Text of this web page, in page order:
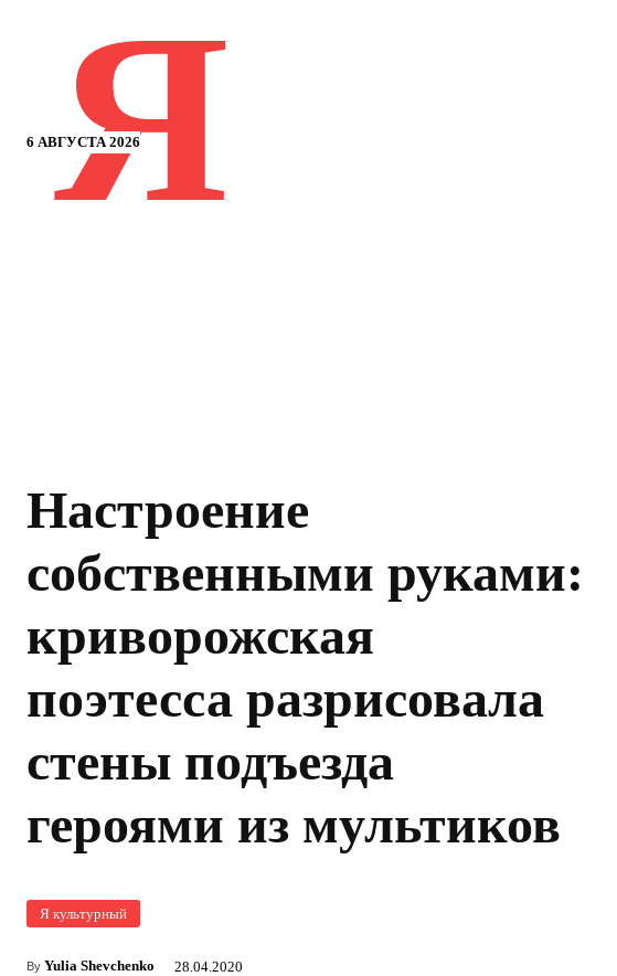
6 АВГУСТА 2026
Я
Настроение
собственными руками:
криворожская
поэтесса разрисовала
стены подъезда
героями из мультиков
Я культурный
By Yulia Shevchenko 28.04.2020